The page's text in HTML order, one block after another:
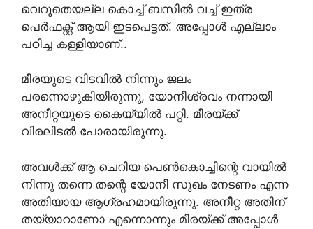
വെറുതെയല്ല കൊച്ച് ബസിൽ വച്ച് ഇത്ര
പെർഫക്റ്റ് ആയി ഇടപെട്ടത്. അപ്പോൾ എല്ലാം
പഠിച്ച കള്ളിയാണ്..
മീരയുടെ വിടവിൽ നിന്നും ജലം
പരന്നൊഴുകിയിരുന്നു, യോനീശ്രവം നന്നായി
അനീറ്റയുടെ കൈയ്യിൽ പറ്റി. മീരയ്ക്ക്
വിരലിടൽ പോരായിരുന്നു.
അവൾക്ക് ആ ചെറിയ പെൺകൊച്ചിന്റെ വായിൽ
നിന്നു തന്നെ തന്റെ യോനീ സുഖം നേടണം എന്ന
അതിയായ ആഗ്രഹമായിരുന്നു. അനീറ്റ അതിന്
തയ്യാറാണോ എന്നൊന്നും മീരയ്ക്ക് അപ്പോൾ